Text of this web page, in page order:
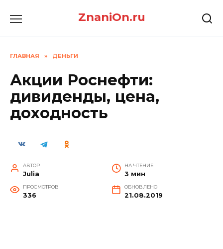
ZnaniOn.ru
ГЛАВНАЯ » ДЕНЬГИ
Акции Роснефти:
дивиденды, цена,
доходность
АВТОР
Julia
НА ЧТЕНИЕ
3 мин
ПРОСМОТРОВ
336
ОБНОВЛЕНО
21.08.2019